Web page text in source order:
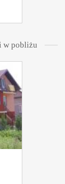
w pobliżu